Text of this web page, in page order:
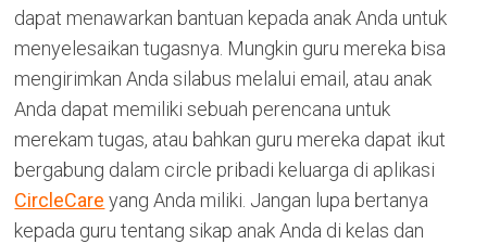
dapat menawarkan bantuan kepada anak Anda untuk
menyelesaikan tugasnya. Mungkin guru mereka bisa
mengirimkan Anda silabus melalui email, atau anak
Anda dapat memiliki sebuah perencana untuk
merekam tugas, atau bahkan guru mereka dapat ikut
bergabung dalam circle pribadi keluarga di aplikasi
CircleCare yang Anda miliki. Jangan lupa bertanya
kepada guru tentang sikap anak Anda di kelas dan